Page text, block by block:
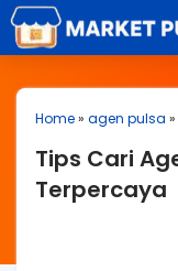
Home» agen pulsa »
Tips Cari
Terpercaya